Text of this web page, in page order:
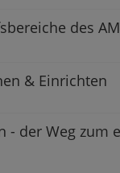
des
& Einrichten
- der Weg zum